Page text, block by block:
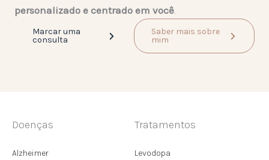
personalizado e centrado em você.
Marcar uma
consulta
Saber mais sobre
mim
Doenças
Alzheimer
Tratamentos
Levodopa